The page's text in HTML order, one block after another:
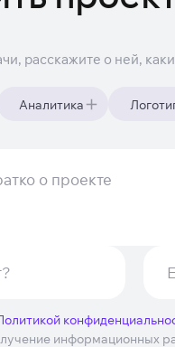
расскажите о ней,
Аналитика
информационных